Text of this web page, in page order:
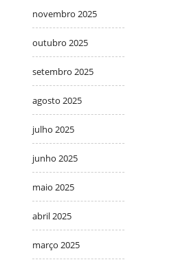
novembro 2025
outubro 2025
setembro 2025
agosto 2025
julho 2025
junho 2025
maio 2025
abril 2025
março 2025